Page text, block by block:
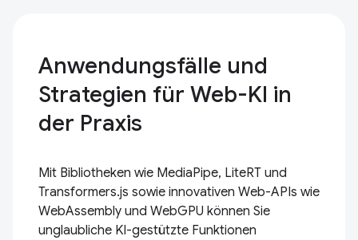
Anwendungsfälle und
Strategien für Web-KI in
der Praxis
Mit Bibliotheken wie MediaPipe, LiteRT und
Transformers.js sowie innovativen Web-APIs wie
WebAssembly und WebGPU können Sie
unglaubliche KI-gestützte Funktionen